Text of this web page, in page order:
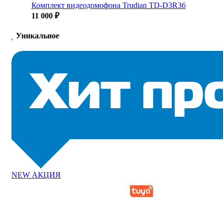
Комплект видеодомофона Trudian TD-D3R36
11 000 ₽
Уникальное
NEW АКЦИЯ